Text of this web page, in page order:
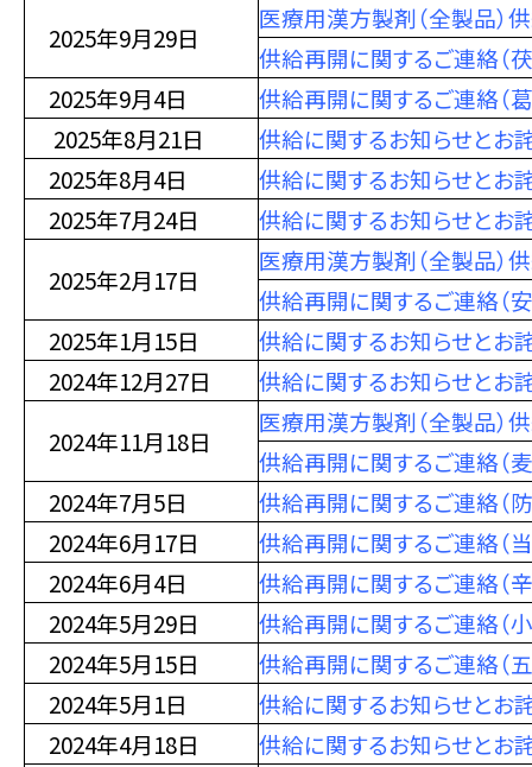
2025年9月29日
医療用漢方製剤（全製品）
供給再開に関するご連絡（
2025年9月4日
供給再開に関するご連絡（
2025年8月21日
供給に関するお知らせとお
2025年8月4日
供給に関するお知らせとお
2025年7月24日
供給に関するお知らせとお
2025年2月17日
医療用漢方製剤（全製品）
供給再開に関するご連絡（
2025年1月15日
供給に関するお知らせとお
2024年12月27日
供給に関するお知らせとお
2024年11月18日
医療用漢方製剤（全製品）
供給再開に関するご連絡（
2024年7月5日
供給再開に関するご連絡（
2024年6月17日
供給再開に関するご連絡（
2024年6月4日
供給再開に関するご連絡（
2024年5月29日
供給再開に関するご連絡（
2024年5月15日
供給再開に関するご連絡（
2024年5月1日
供給に関するお知らせとお
2024年4月18日
供給に関するお知らせとお